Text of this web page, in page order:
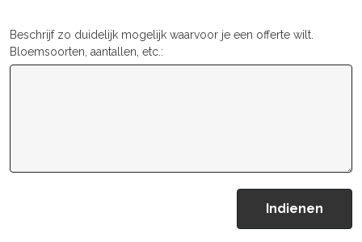
Beschrijf zo duidelijk mogelijk waarvoor je een offerte wilt.
Bloemsoorten, aantallen, etc.: